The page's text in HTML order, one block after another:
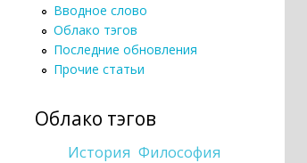
Вводное слово
Облако тэгов
Последние обновления
Прочие статьи
Облако тэгов
История Философия